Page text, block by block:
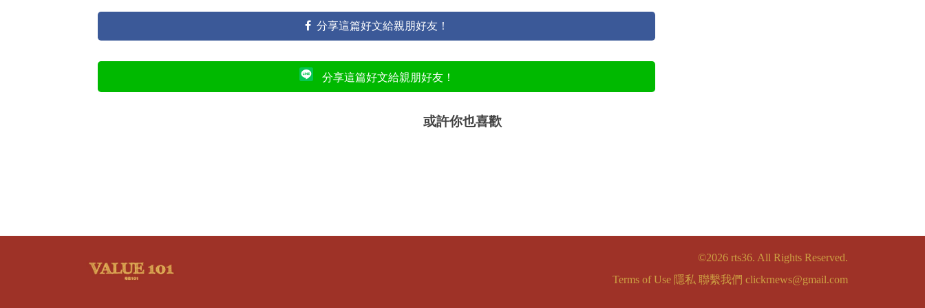
分享這篇好文給親朋好友！
分享這篇好文給親朋好友！
或許你也喜歡
©2026 rts36. All Rights Reserved.
Terms of Use 隱私 聯繫我們 clickrnews@gmail.com